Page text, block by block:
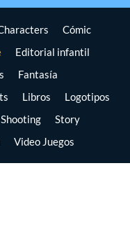
Cómic
Editorial infantil
Fantasía
Libros
Logotipos
Shooting
Story
Video Juegos